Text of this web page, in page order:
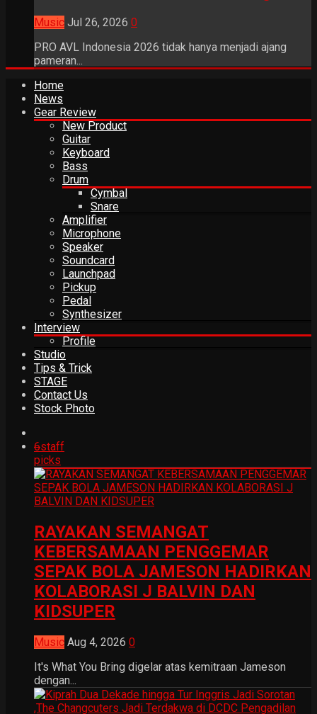
Music Jul 26, 2026 0
PRO AVL Indonesia 2026 tidak hanya menjadi ajang
pameran...
Home
News
Gear Review
New Product
Guitar
Keyboard
Bass
Drum
Cymbal
Snare
Amplifier
Microphone
Speaker
Soundcard
Launchpad
Pickup
Pedal
Synthesizer
Interview
Profile
Studio
Tips & Trick
STAGE
Contact Us
Stock Photo
6staff
picks
RAYAKAN SEMANGAT
KEBERSAMAAN PENGGEMAR
SEPAK BOLA JAMESON HADIRKAN
KOLABORASI J BALVIN DAN
KIDSUPER
Music Aug 4, 2026 0
It's What You Bring digelar atas kemitraan Jameson
dengan...